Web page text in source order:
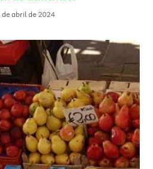
de abril de 2024